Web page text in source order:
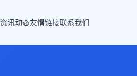
资讯动态友情链接联系我们